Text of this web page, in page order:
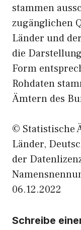
stammen
zugänglichen
Länder und
die
Form
Rohdaten
Ämtern des
© Statistische
Länder,
der
06.12.2022
Schreibe